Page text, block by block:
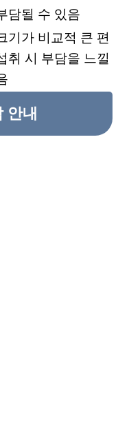
담될 수 있음
기가 비교적 큰 편
취 시 부담을 느낄
안내